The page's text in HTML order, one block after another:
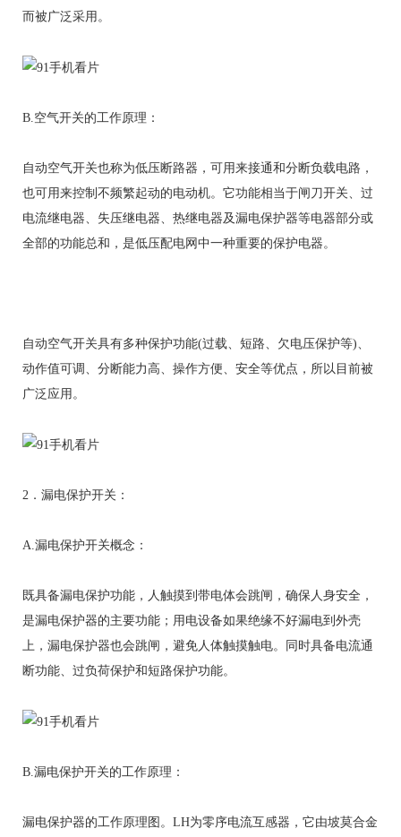
而被广泛采用。
B.空气开关的工作原理：
自动空气开关也称为低压断路器，可用来接通和分断负载电路，
也可用来控制不频繁起动的电动机。它功能相当于闸刀开关、过
电流继电器、失压继电器、热继电器及漏电保护器等电器部分或
全部的功能总和，是低压配电网中一种重要的保护电器。
自动空气开关具有多种保护功能(过载、短路、欠电压保护等)、
动作值可调、分断能力高、操作方便、安全等优点，所以目前被
广泛应用。
2．漏电保护开关：
A.漏电保护开关概念：
既具备漏电保护功能，人触摸到带电体会跳闸，确保人身安全，
是漏电保护器的主要功能；用电设备如果绝缘不好漏电到外壳
上，漏电保护器也会跳闸，避免人体触摸触电。同时具备电流通
断功能、过负荷保护和短路保护功能。
B.漏电保护开关的工作原理：
漏电保护器的工作原理图。LH为零序电流互感器，它由坡莫合金